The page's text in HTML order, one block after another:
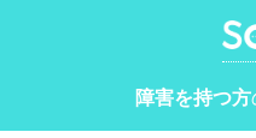
障害を持つ方